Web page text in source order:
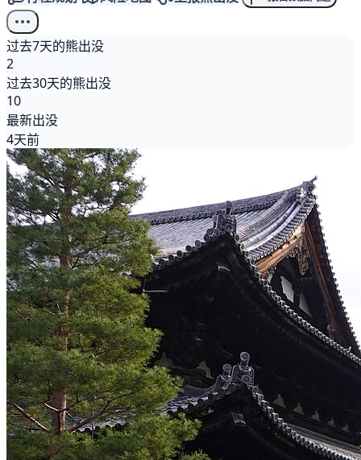
过去7天的熊出没
2
过去30天的熊出没
10
最新出没
4天前